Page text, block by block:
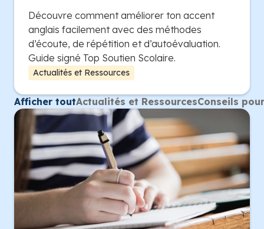
Découvre comment améliorer ton accent
anglais facilement avec des méthodes
d’écoute, de répétition et d’autoévaluation.
Guide signé Top Soutien Scolaire.
Actualités et Ressources
Afficher toutActualités et RessourcesConseils